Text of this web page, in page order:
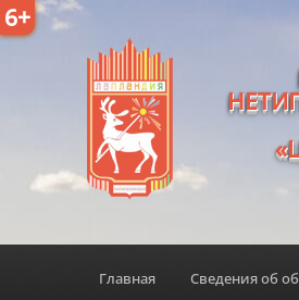
6+
Главная Сведения об